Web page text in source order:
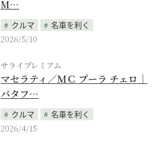
M…
クルマ
名車を利く
2026/5/10
サライプレミアム
マセラティ／ＭＣ プーラ チェロ｜
バタフ…
クルマ
名車を利く
2026/4/15